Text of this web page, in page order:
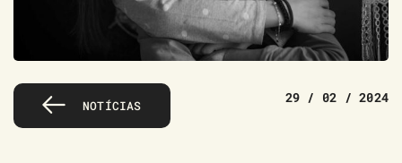
NOTÍCIAS
29 / 02 / 2024